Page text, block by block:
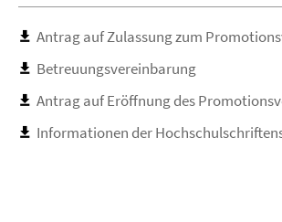
Antrag auf Zulassung zum
Betreuungsvereinbarung
Antrag auf Eröffnung des
Informationen der